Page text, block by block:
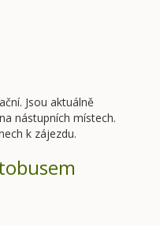
Jsou aktuálně
nástupních místech.
k zájezdu.